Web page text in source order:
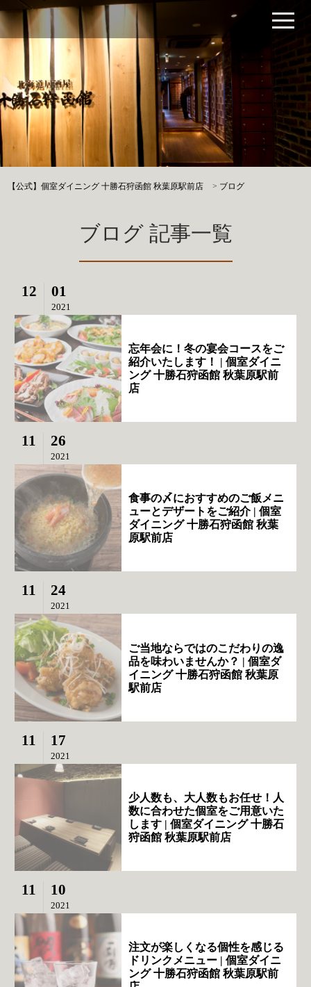
【公式】個室ダイニング 十勝石狩函館 秋葉原駅前店 > ブログ
ブログ 記事一覧
12 01
2021
忘年会に！冬の宴会コースをご
紹介いたします！ | 個室ダイニ
ング 十勝石狩函館 秋葉原駅前
店
11 26
2021
食事の〆におすすめのご飯メニ
ューとデザートをご紹介 | 個室
ダイニング 十勝石狩函館 秋葉
原駅前店
11 24
2021
ご当地ならではのこだわりの逸
品を味わいませんか？ | 個室ダ
イニング 十勝石狩函館 秋葉原
駅前店
11 17
2021
少人数も、大人数もお任せ！人
数に合わせた個室をご用意いた
します | 個室ダイニング 十勝石
狩函館 秋葉原駅前店
11 10
2021
注文が楽しくなる個性を感じる
ドリンクメニュー | 個室ダイニ
ング 十勝石狩函館 秋葉原駅前